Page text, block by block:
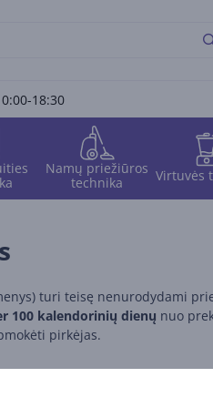
18:30
Namų priežiūros
technika
Virtuvės
turi teisę nenurodydami
100 kalendorinių dienų nuo
pirkėjas.
dienų nuo jos atsiėmimo ar